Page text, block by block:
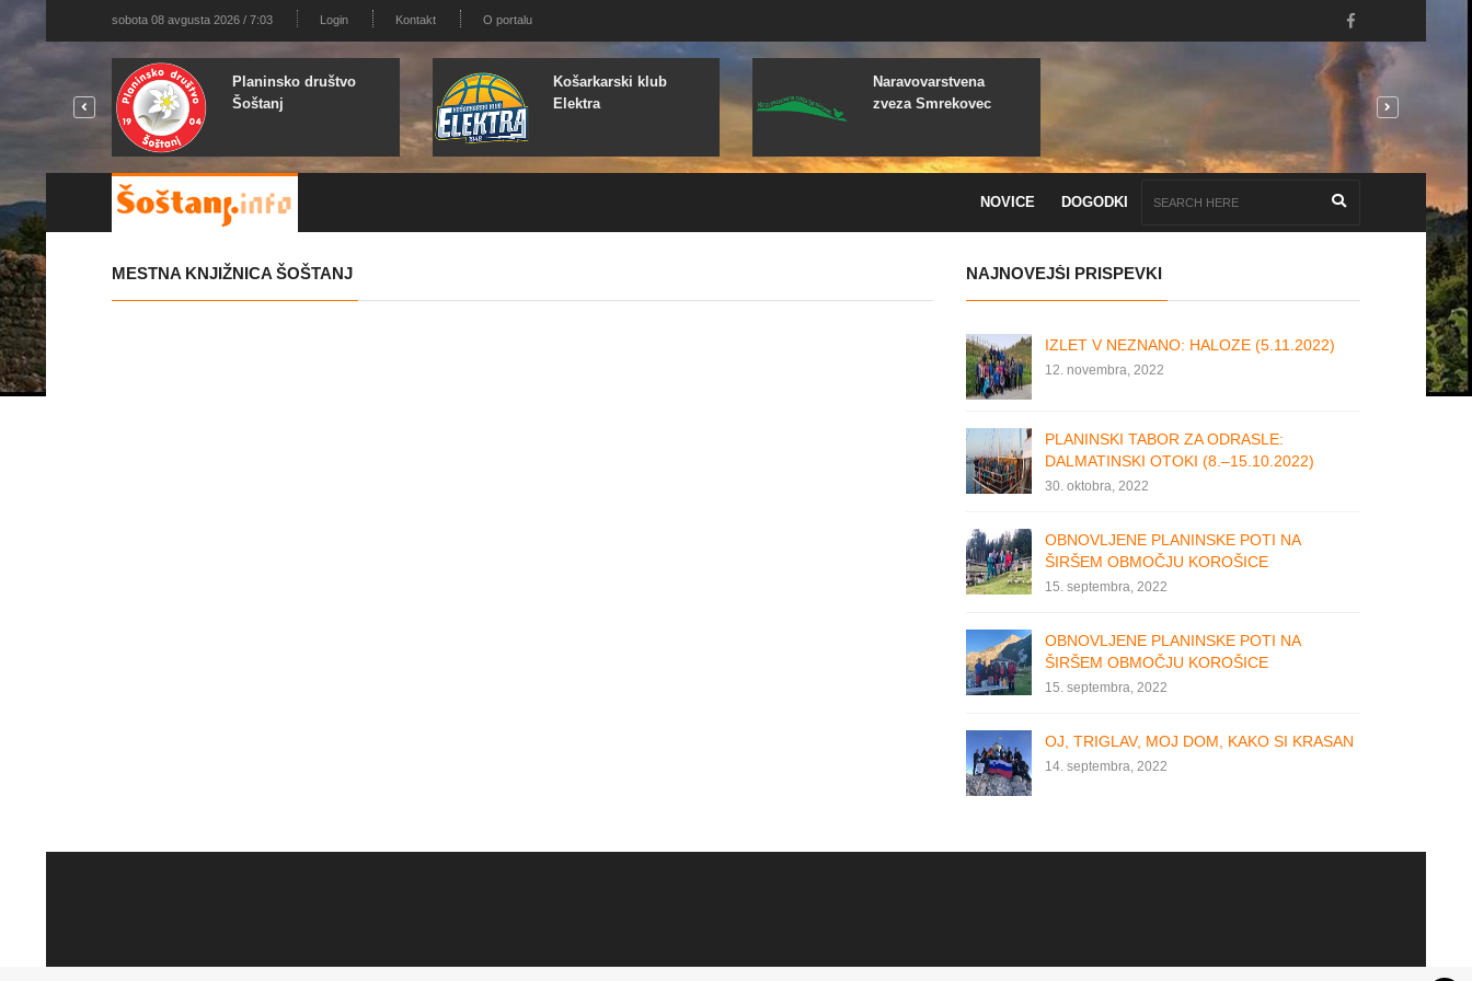
sobota 08 avgusta 2026 / 7:03 Login Kontakt O portalu
Planinsko društvo
Šoštanj
Košarkarski klub
Elektra
Naravovarstvena
zveza Smrekovec
NOVICE DOGODKI
MESTNA KNJIŽNICA ŠOŠTANJ NAJNOVEJŠI PRISPEVKI
IZLET V NEZNANO: HALOZE (5.11.2022)
12. novembra, 2022
PLANINSKI TABOR ZA ODRASLE:
DALMATINSKI OTOKI (8.–15.10.2022)
30. oktobra, 2022
OBNOVLJENE PLANINSKE POTI NA
ŠIRŠEM OBMOČJU KOROŠICE
15. septembra, 2022
OBNOVLJENE PLANINSKE POTI NA
ŠIRŠEM OBMOČJU KOROŠICE
15. septembra, 2022
OJ, TRIGLAV, MOJ DOM, KAKO SI KRASAN
14. septembra, 2022